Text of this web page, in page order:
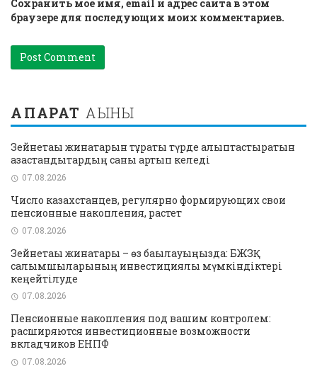
Сохранить моё имя, email и адрес сайта в этом
браузере для последующих моих комментариев.
АҚПАРАТ АҒЫНЫ
Зейнетақы жинақтарын тұрақты түрде қалыптастыратын
қазақстандықтардың саны артып келеді
07.08.2026
Число казахстанцев, регулярно формирующих свои
пенсионные накопления, растет
07.08.2026
Зейнетақы жинақтары – өз бақылауыңызда: БЖЗҚ
салымшыларының инвестициялық мүмкіндіктері
кеңейтілуде
07.08.2026
Пенсионные накопления под вашим контролем:
расширяются инвестиционные возможности
вкладчиков ЕНПФ
07.08.2026